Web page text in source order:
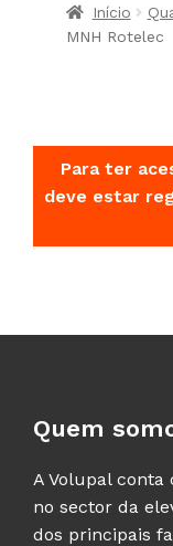
Início
MNH Rotelec
Para ter
deve estar
Quem
A Volupal
no sector da
dos principais